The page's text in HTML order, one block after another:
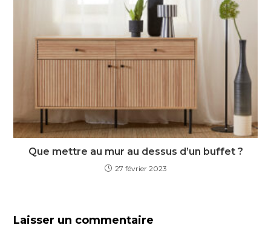
Que mettre au mur au dessus d’un buffet ?
27 février 2023
Laisser un commentaire